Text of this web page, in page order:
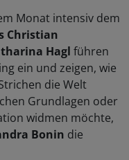
Monat intensiv dem
Christian
Hagl führen
ein und zeigen, wie
die Welt
Grundlagen oder
widmen möchte,
Bonin die